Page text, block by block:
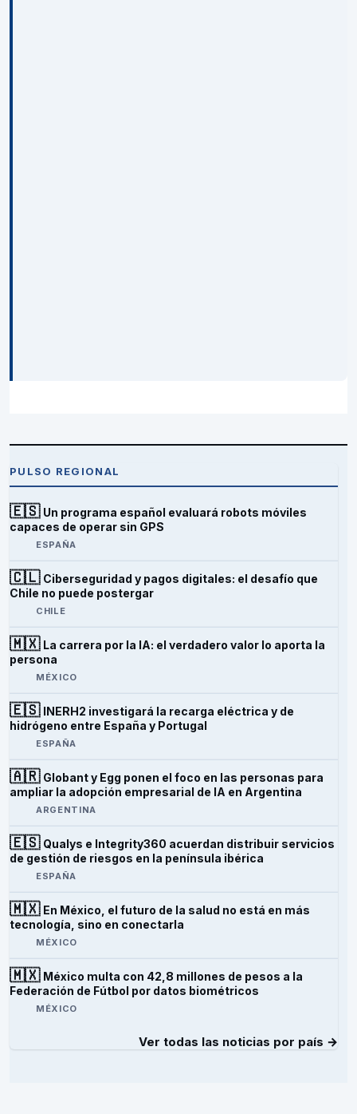
PULSO REGIONAL
🇪🇸 Un programa español evaluará robots móviles
capaces de operar sin GPS
ESPAÑA
🇨🇱 Ciberseguridad y pagos digitales: el desafío que
Chile no puede postergar
CHILE
🇲🇽 La carrera por la IA: el verdadero valor lo aporta la
persona
MÉXICO
🇪🇸 INERH2 investigará la recarga eléctrica y de
hidrógeno entre España y Portugal
ESPAÑA
🇦🇷 Globant y Egg ponen el foco en las personas para
ampliar la adopción empresarial de IA en Argentina
ARGENTINA
🇪🇸 Qualys e Integrity360 acuerdan distribuir servicios
de gestión de riesgos en la península ibérica
ESPAÑA
🇲🇽 En México, el futuro de la salud no está en más
tecnología, sino en conectarla
MÉXICO
🇲🇽 México multa con 42,8 millones de pesos a la
Federación de Fútbol por datos biométricos
MÉXICO
Ver todas las noticias por país →